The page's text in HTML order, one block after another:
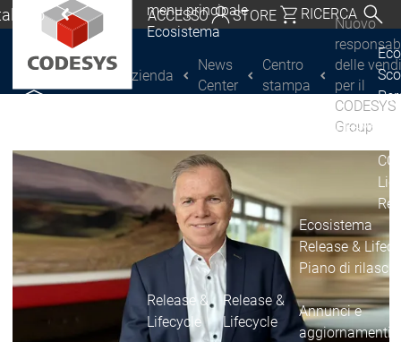
| Deutsch
Italia | Italiano
China | 中文
ACCESSO STORE RICERCA
menu principale
Ecosistema
Scoprire CODESYS
Release &
Lifecycle
Release &
Lifecycle
Ecosistema
Release &
Piano di
Annunci e
aggiornamenti
CODESYS Group
L'azienda
News
Center
Centro
stampa
Nuovo
delle
per il
CODESYS
Group